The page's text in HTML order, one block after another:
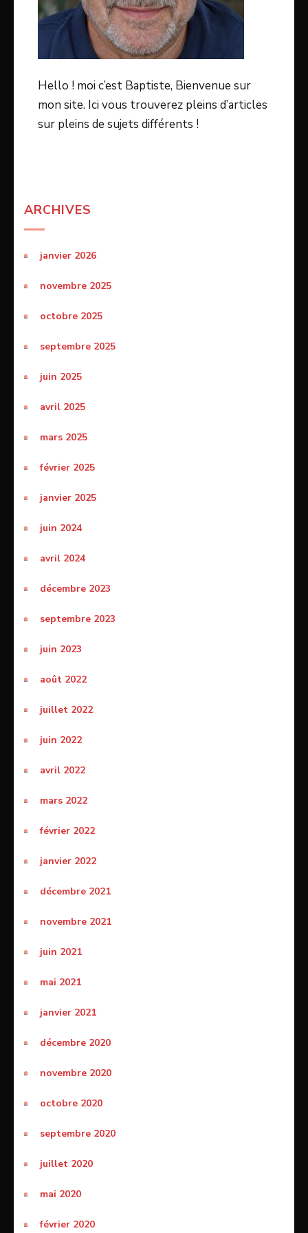
Hello ! moi c’est Baptiste, Bienvenue sur
mon site. Ici vous trouverez pleins d’articles
sur pleins de sujets différents !
ARCHIVES
janvier 2026
novembre 2025
octobre 2025
septembre 2025
juin 2025
avril 2025
mars 2025
février 2025
janvier 2025
juin 2024
avril 2024
décembre 2023
septembre 2023
juin 2023
août 2022
juillet 2022
juin 2022
avril 2022
mars 2022
février 2022
janvier 2022
décembre 2021
novembre 2021
juin 2021
mai 2021
janvier 2021
décembre 2020
novembre 2020
octobre 2020
septembre 2020
juillet 2020
mai 2020
février 2020